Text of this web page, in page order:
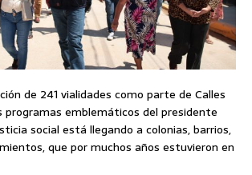
de 241 vialidades como parte de Calles
programas emblemáticos del presidente
social está llegando a colonias, barrios,
que por muchos años estuvieron en